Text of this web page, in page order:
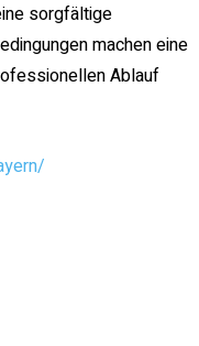
sorgfältige
machen eine
Ablauf